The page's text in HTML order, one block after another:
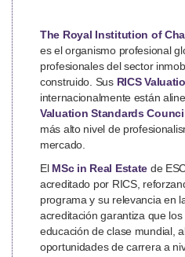
The Royal Institution of
es el organismo profesional
profesionales del sector
construido. Sus RICS
internacionalmente están
Valuation Standards
más alto nivel de
mercado.
El MSc in Real Estate de
acreditado por RICS,
programa y su relevancia en
acreditación garantiza que
educación de clase mundial,
oportunidades de carrera a